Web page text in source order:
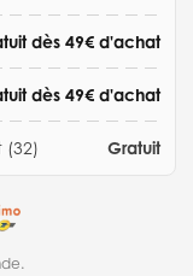
dès 49€ d'achat
dès 49€ d'achat
(32) Gratuit